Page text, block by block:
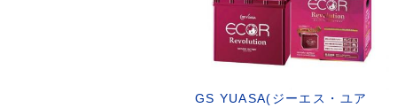
GS YUASA(ジーエス・ユア